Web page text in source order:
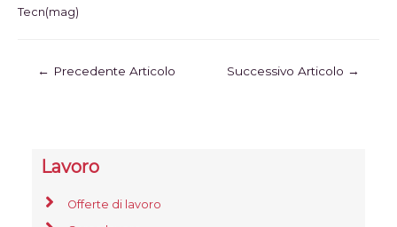
Tecn(mag)
← Precedente Articolo Successivo Articolo →
Lavoro
Offerte di lavoro